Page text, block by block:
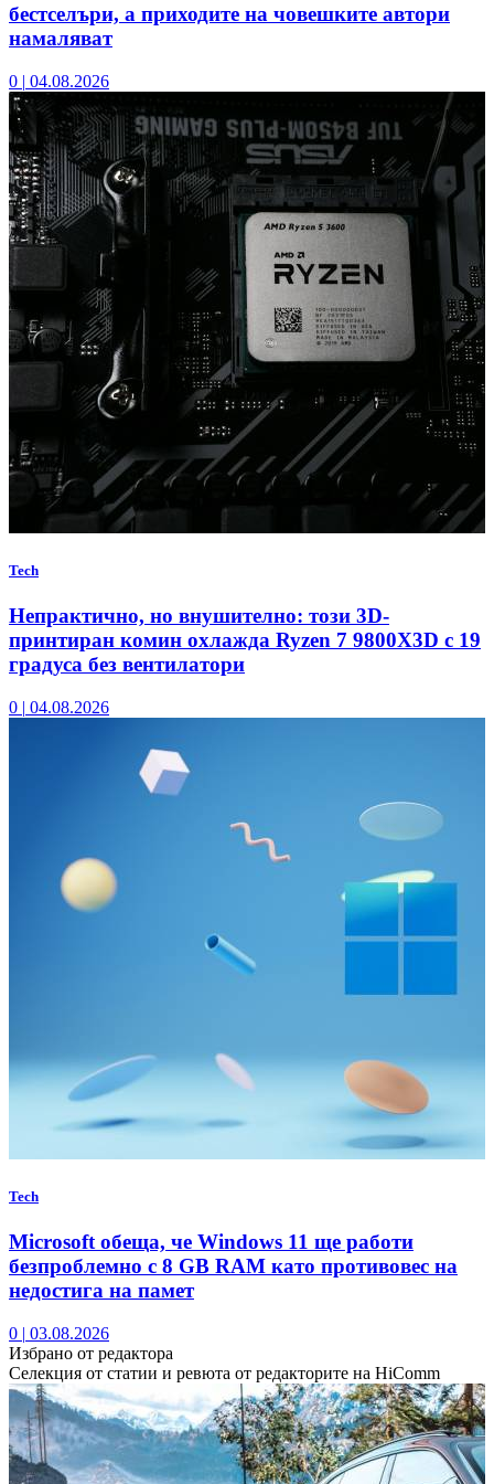
бестселъри, а приходите на човешките автори
намаляват
0 | 04.08.2026
Tech
Непрактично, но внушително: този 3D-
принтиран комин охлажда Ryzen 7 9800X3D с 19
градуса без вентилатори
0 | 04.08.2026
Tech
Microsoft обеща, че Windows 11 ще работи
безпроблемно с 8 GB RAM като противовес на
недостига на памет
0 | 03.08.2026
Избрано от редактора
Селекция от статии и ревюта от редакторите на HiComm